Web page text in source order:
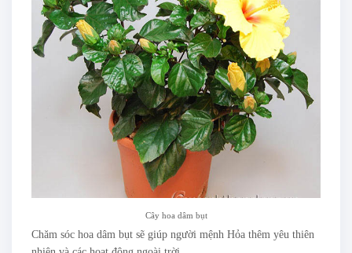
Cây hoa dâm bụt
Chăm sóc hoa dâm bụt sẽ giúp người mệnh Hỏa thêm yêu thiên